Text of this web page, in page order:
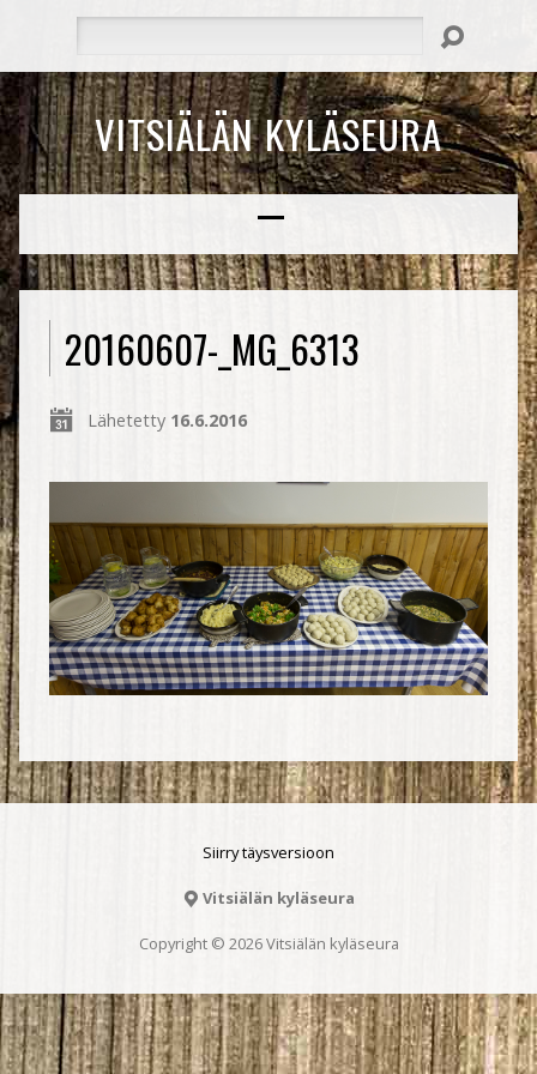
VITSIÄLÄN KYLÄSEURA
20160607-_MG_6313
Lähetetty 16.6.2016
Siirry täysversioon
Vitsiälän kyläseura
Copyright © 2026 Vitsiälän kyläseura